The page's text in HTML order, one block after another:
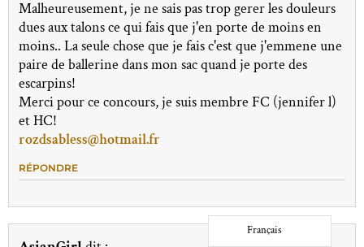
Malheureusement, je ne sais pas trop gerer les douleurs
dues aux talons ce qui fais que j'en porte de moins en
moins.. La seule chose que je fais c'est que j'emmene une
paire de ballerine dans mon sac quand je porte des
escarpins!
Merci pour ce concours, je suis membre FC (jennifer l)
et HC!
rozdsabless@hotmail.fr
RÉPONDRE
Français